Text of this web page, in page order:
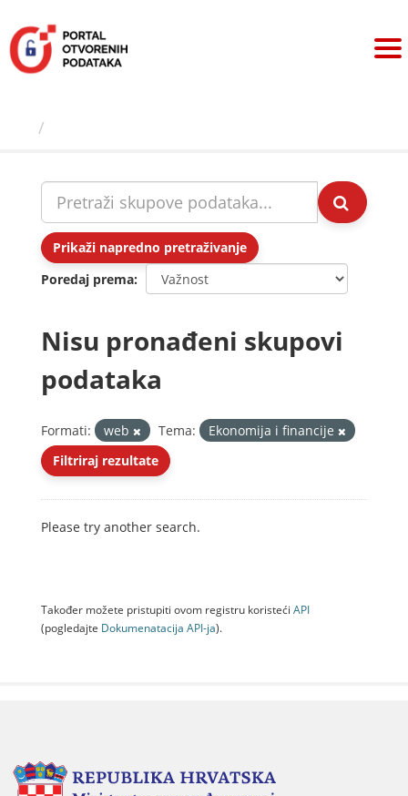
sadržaj
Prikaži napredno pretraživanje
Poredaj prema
Nisu pronađeni skupovi
podataka
Formati: web Tema:
Ekonomija i financije
Filtriraj rezultate
Please try another search.
Također možete pristupiti ovom registru koristeći API
(pogledajte Dokumenаtаcijа API-jа).